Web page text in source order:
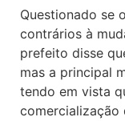
Questionado se
contrários à
prefeito disse
mas a principal
tendo em vista